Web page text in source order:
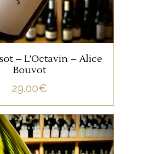
Bouvot.
AU PANIER
– L’Octavin – Alice
Bouvot
29.00€
SAVOIE